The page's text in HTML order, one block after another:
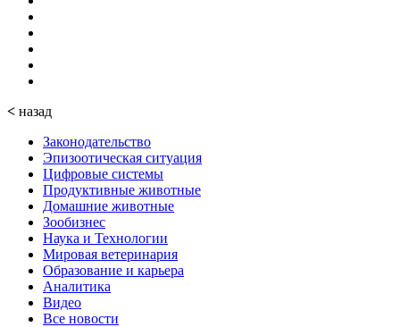
< назад
Законодательство
Эпизоотическая ситуация
Цифровые системы
Продуктивные животные
Домашние животные
Зообизнес
Наука и Технологии
Мировая ветеринария
Образование и карьера
Аналитика
Видео
Все новости